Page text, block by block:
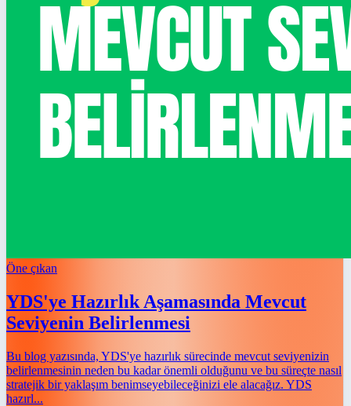
Öne çıkan
YDS'ye Hazırlık Aşamasında Mevcut
Seviyenin Belirlenmesi
Bu blog yazısında, YDS'ye hazırlık sürecinde mevcut seviyenizin
belirlenmesinin neden bu kadar önemli olduğunu ve bu süreçte nasıl
stratejik bir yaklaşım benimseyebileceğinizi ele alacağız. YDS
hazırl...